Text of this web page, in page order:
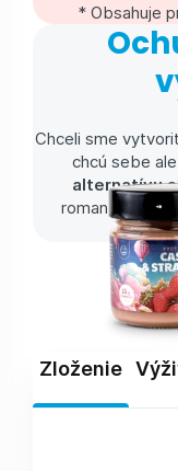
* Obsahuje
Chceli sme
chcú sebe
alternatívu
romantickú
Zloženie